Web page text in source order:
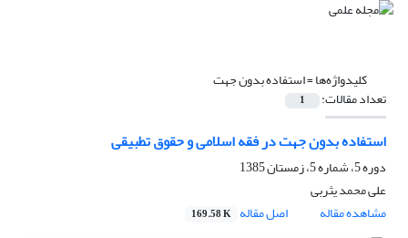
کلیدواژه‌ها =استفاده بدون جهت
تعداد مقالات: 1
استفاده بدون جهت در فقه اسلامی و حقوق تطبیقی
دوره 5، شماره 5، زمستان 1385
علی محمد یثربی
مشاهده مقاله
اصل مقاله 169.58 K